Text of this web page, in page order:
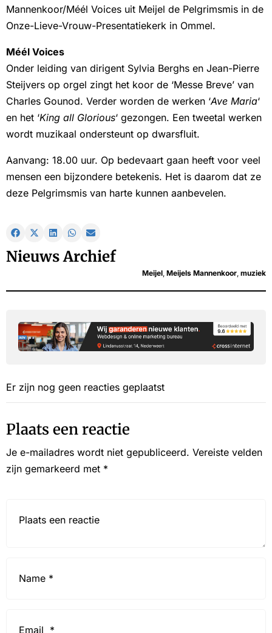
Mannenkoor/Méél Voices uit Meijel de Pelgrimsmis in de
Onze-Lieve-Vrouw-Presentatiekerk in Ommel.
Méél Voices
Onder leiding van dirigent Sylvia Berghs en Jean-Pierre
Steijvers op orgel zingt het koor de ‘Messe Breve’ van
Charles Gounod. Verder worden de werken ‘Ave Maria‘
en het ‘King all Glorious‘ gezongen. Een tweetal werken
wordt muzikaal ondersteunt op dwarsfluit.
Aanvang: 18.00 uur. Op bedevaart gaan heeft voor veel
mensen een bijzondere betekenis. Het is daarom dat ze
deze Pelgrimsmis van harte kunnen aanbevelen.
Nieuws Archief
Meijel, Meijels Mannenkoor, muziek
Er zijn nog geen reacties geplaatst
Plaats een reactie
Je e-mailadres wordt niet gepubliceerd. Vereiste velden
zijn gemarkeerd met *